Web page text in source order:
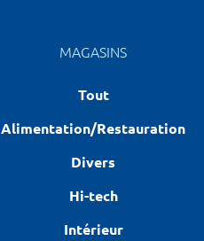
MAGASINS
Tout
Alimentation/Restauration
Divers
Hi-tech
Intérieur